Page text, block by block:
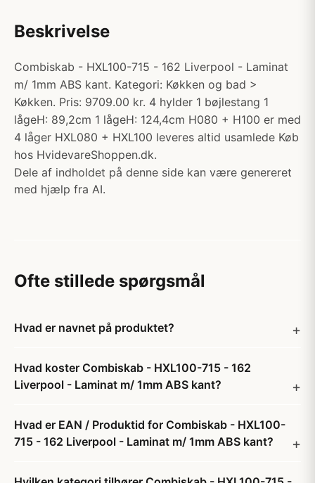
Beskrivelse
Combiskab - HXL100-715 - 162 Liverpool - Laminat
m/ 1mm ABS kant. Kategori: Køkken og bad >
Køkken. Pris: 9709.00 kr. 4 hylder 1 bøjlestang 1
lågeH: 89,2cm 1 lågeH: 124,4cm H080 + H100 er med
4 låger HXL080 + HXL100 leveres altid usamlede Køb
hos HvidevareShoppen.dk.
Dele af indholdet på denne side kan være genereret
med hjælp fra AI.
Ofte stillede spørgsmål
Hvad er navnet på produktet?
Hvad koster Combiskab - HXL100-715 - 162
Liverpool - Laminat m/ 1mm ABS kant?
Hvad er EAN / Produktid for Combiskab - HXL100-
715 - 162 Liverpool - Laminat m/ 1mm ABS kant?